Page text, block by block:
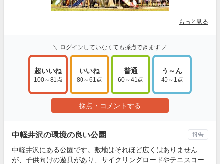
もっと見る
＼ ログインしていなくても採点できます ／
超いいね
100～81点
いいね
80～61点
普通
60～41点
う～ん
40～1点
採点・コメントする
中軽井沢の環境の良い公園
中軽井沢にある公園です。敷地はそれほど広くはありません
が、子供向けの遊具があり、サイクリングロードやテニスコー
報告